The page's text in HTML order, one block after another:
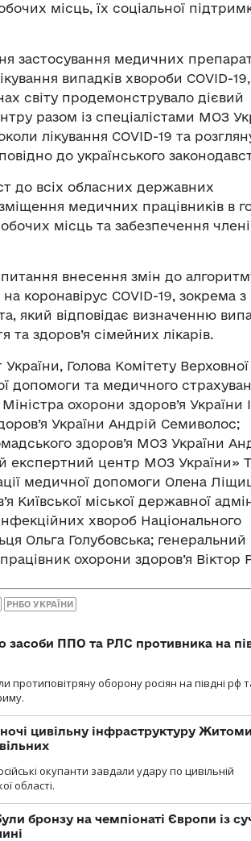
місць, їх соціальної
застосування медичних
випадків хвороби COVID-
світу продемонструвало дієвий
разом із спеціалістами МОЗ
лікування COVID-19 та
до українського
до всіх обласних державних
медичних працівників в
місць та забезпечення
внесення змін до
коронавірус COVID-19, зокрема
який відповідає визначенню
та здоров’я сімейних лікарів.
Голова Комітету
допомоги та медичного
охорони здоров’я України
України Андрій Семиволос;
здоров’я МОЗ України
центр МОЗ України»
медичної допомоги Олена
міської державної
хвороб Національного
Ольга Голубовська; генеральний
охорони здоров’я Віктор
РНБО УКРАЇНИ
засоби ППО та РЛС противника на
протиповітряну оборону росіян на півдні рф
цивільну інфраструктуру
окупанти завдали удару по цивільній
області.
бронзу на чемпіонаті Європи із